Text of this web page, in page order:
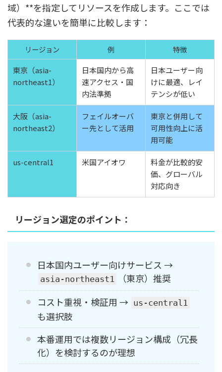
域）**を指定してリソースを作成します。ここでは
代表的な違いを簡単に比較します：
リージョン 例
特徴
東京（asia-
northeast1）
日本国内から高
速アクセス・国
内法準拠
日本ユーザー向
けに最適、レイ
テンシが低い
大阪（asia-
northeast2）
フェイルオーバ
ー先として活用
東京と併用して
可用性向上に活
用可能
us-central1 米国アイオワ
料金が比較的安
価、グローバル
対応向き
リージョン選定のポイント：
日本国内ユーザー向けサービス →
asia-northeast1
（東京）推奨
コスト重視・検証用 → us-central1
も選択肢
本番運用では複数リージョン構成（冗長
化）を検討するのが理想